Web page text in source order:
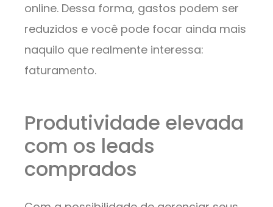
online. Dessa forma, gastos podem ser
reduzidos e você pode focar ainda mais
naquilo que realmente interessa:
faturamento.
Produtividade elevada
com os leads
comprados